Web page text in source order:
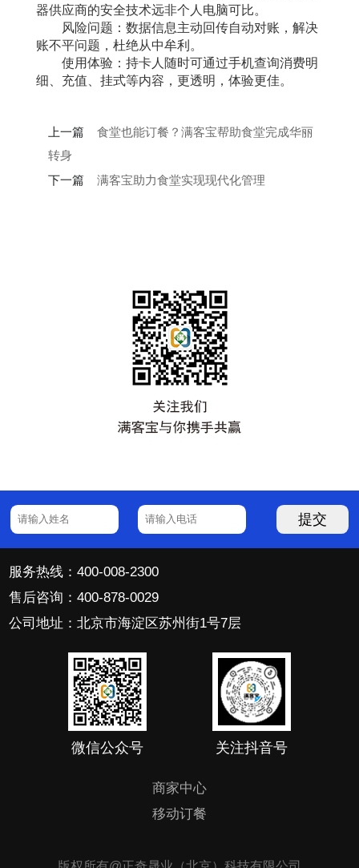
器供应商的安全技术远非个人电脑可比。
风险问题：数据信息主动回传自动对账，解决
账不平问题，杜绝从中牟利。
使用体验：持卡人随时可通过手机查询消费明
细、充值、挂式等内容，更透明，体验更佳。
上一篇 食堂也能订餐？满客宝帮助食堂完成华丽
转身
下一篇 满客宝助力食堂实现现代化管理
提交
服务热线：400-008-2300
售后咨询：400-878-0029
公司地址：北京市海淀区苏州街1号7层
微信公众号 关注抖音号
商家中心
移动订餐